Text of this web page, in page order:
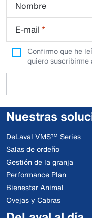
Nombre
E-mail *
Confirmo que he
quiero
Nuestras
DeLaval VMS™ Series
Salas de ordeño
Gestión de la granja
Performance Plan
Bienestar Animal
Ovejas y Cabras